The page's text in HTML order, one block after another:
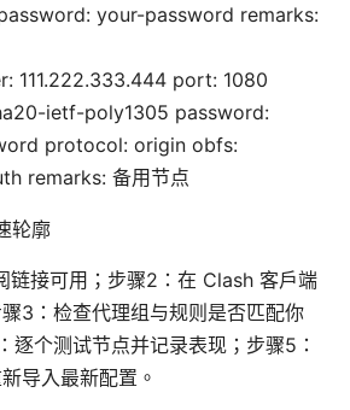
your-password remarks:
111.222.333.444 port: 1080
ietf-poly1305 password:
protocol: origin obfs:
remarks: 备用节点
轮廓
链接可用；步骤2：在 Clash 客户端
3：检查代理组与规则是否匹配你
逐个测试节点并记录表现；步骤5：
导入最新配置。